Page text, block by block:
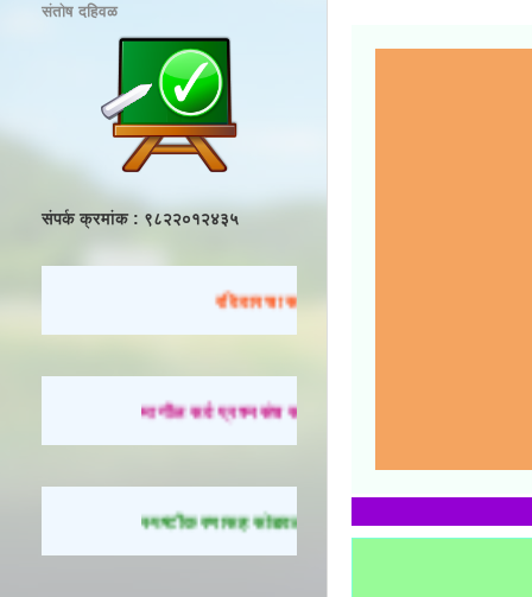
संतोष दहिवळ
संपर्क क्रमांक : ९८२२०१२४३५
रविवारचा सराव
मागील सर्व प्रश्नसंच सोडवण्यासाठी येथे क्लिक करा.
स्पष्टीकरणासह सोडवलेले प्रश्न पाहण्यासाठी येथे क्लिक